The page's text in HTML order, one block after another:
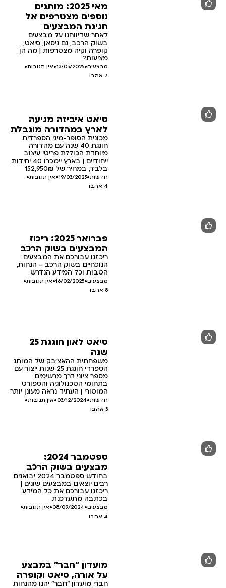
מאי 2025: מותגים
נוספים מצטרפים אל
חגיגת המבצעים
לאחר שדיווחנו על מבצעים
בשוק הרכב, גם ניסאן, סיאט,
קופרה וקיה מצטרפות | מה הן
מציעות?
מבצעים•
13/05/2025
•אין תגובות•
7 אהבו
סיאט איביזה מגיעה
לארץ במהדורה מוגבלת
מכונית הסופר-מיני הספרדית
חוגגת 40 שנה עם מהדורה
מיוחדת הכוללת פריטי עיצוב
ייחודיים | בארץ יימכרו 40 יחידות
בלבד, במחיר של 152,950₪
חדשות•
19/03/2025
•אין תגובות•
4 אהבו
פברואר 2025: ריכוז
המבצעים בשוק הרכב
ריכזנו עבורכם את המבצעים
הנוכחיים בשוק הרכב - הנחות,
הטבות וכל המידע הנדרש
מבצעים•
16/02/2025
•אין תגובות•
8 אהבו
סיאט לאון חוגגת 25
שנה
משפחתית ההאצ'בק של המותג
הספרדי חוגגת 25 שנות ייצור עם
מספר ציוני דרך מרשימים
בתחומי הטכנולוגיה והספורט
המוטורי | העתיד נראה מעונן יותר
חדשות•
03/12/2024
•אין תגובות•
3 אהבו
ספטמבר 2024:
מבצעים בשוק הרכב
בחודש ספטמבר 2024 יבואנים
רבים יוצאים במבצעים שונים |
ריכזנו עבורכם את כל המידע
בכתבה מתעדכנת
מבצעים•
08/09/2024
•אין תגובות•
4 אהבו
מועדון "חבר" במבצע
על אורה, סיאט וקופרה
חברי מועדון "חבר" יהנו מהנחות